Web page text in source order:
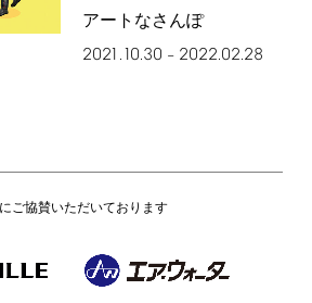
アートなさんぽ
2021.10.30 – 2022.02.28
ご協賛いただいております